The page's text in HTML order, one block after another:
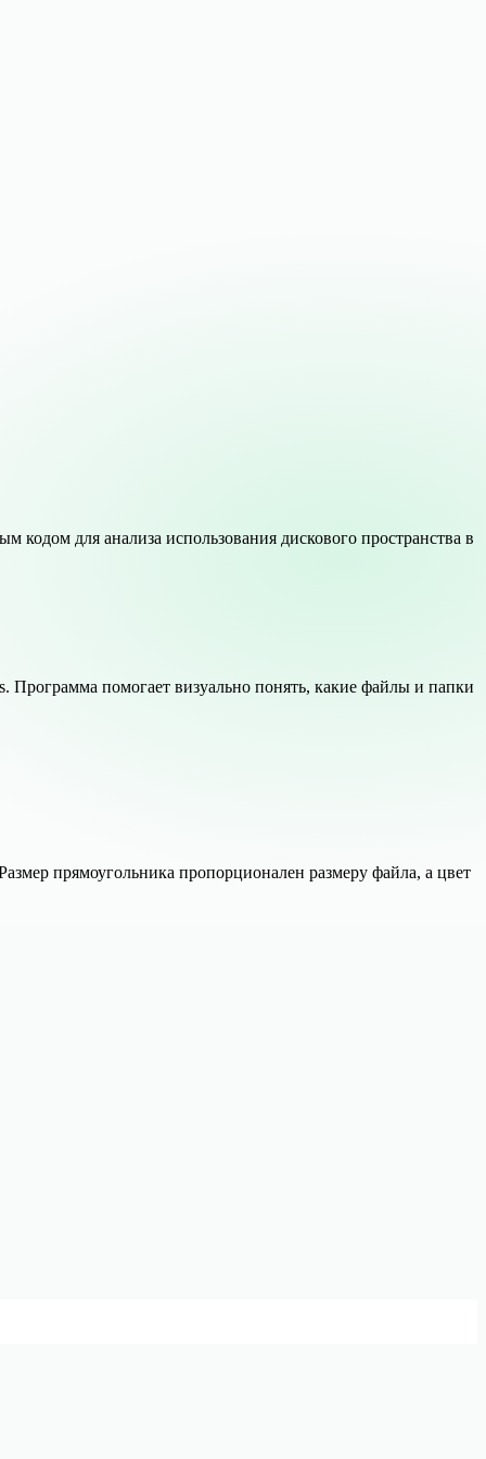
для анализа использования дискового пространства в
Программа помогает визуально понять, какие файлы и папки
прямоугольника пропорционален размеру файла, а цвет